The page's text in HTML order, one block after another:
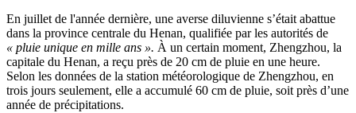
En juillet de l'année dernière, une averse diluvienne s’était abattue
dans la province centrale du Henan, qualifiée par les autorités de
« pluie unique en mille ans ». À un certain moment, Zhengzhou, la
capitale du Henan, a reçu près de 20 cm de pluie en une heure.
Selon les données de la station météorologique de Zhengzhou, en
trois jours seulement, elle a accumulé 60 cm de pluie, soit près d’une
année de précipitations.